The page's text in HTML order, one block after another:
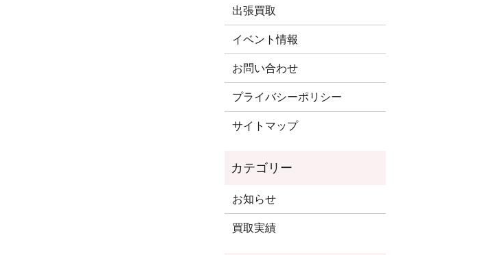
出張買取
イベント情報
お問い合わせ
プライバシーポリシー
サイトマップ
お知らせ
買取実績